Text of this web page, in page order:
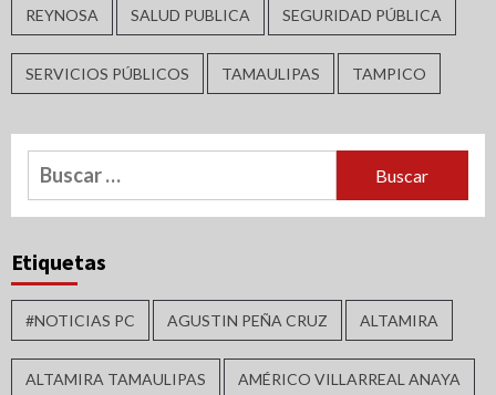
REYNOSA SALUD PUBLICA SEGURIDAD PÚBLICA
SERVICIOS PÚBLICOS TAMAULIPAS TAMPICO
Buscar:
Etiquetas
#NOTICIAS PC AGUSTIN PEÑA CRUZ ALTAMIRA
ALTAMIRA TAMAULIPAS AMÉRICO VILLARREAL ANAYA